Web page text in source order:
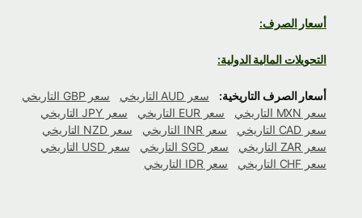
أسعار الصرف:
التحويلات المالية الدولية:
أسعار الصرف التاريخية: سعر AUD التاريخي
سعر GBP التاريخي
سعر MXN التاريخي
سعر EUR التاريخي
سعر JPY التاريخي
سعر CAD التاريخي
سعر INR التاريخي
سعر NZD التاريخي
سعر ZAR التاريخي
سعر SGD التاريخي
سعر USD التاريخي
سعر CHF التاريخي
سعر IDR التاريخي